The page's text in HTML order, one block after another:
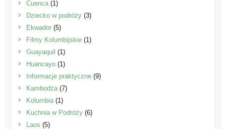
Cuenca(1)
Dziecko w podróży(3)
Ekwador(5)
Filmy Kolumbijskie(1)
Guayaquil (1)
Huancayo(1)
Informacje praktyczne(9)
Kambodża(7)
Kolumbia(1)
Kuchnia w Podróży(6)
Laos (5)